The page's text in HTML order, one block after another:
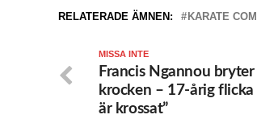
RELATERADE ÄMNEN: KARATE
MISSA INTE
Francis Ngannou
krocken – 17-årig
är krossat”